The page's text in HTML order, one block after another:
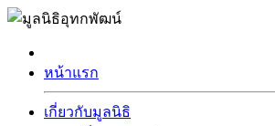
หน้าแรก
เกี่ยวกับมูลนิธิ